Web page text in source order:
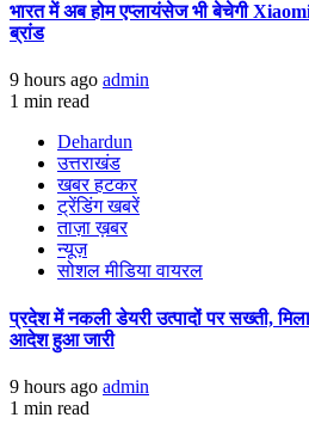
भारत में अब होम एप्लायंसेज भी बेचेगी
ब्रांड
9 hours ago admin
1 min read
Dehardun
उत्तराखंड
खबर हटकर
ट्रेंडिंग खबरें
ताज़ा ख़बर
न्यूज़
सोशल मीडिया वायरल
प्रदेश में नकली डेयरी उत्पादों पर सख्ती,
आदेश हुआ जारी
9 hours ago admin
1 min read